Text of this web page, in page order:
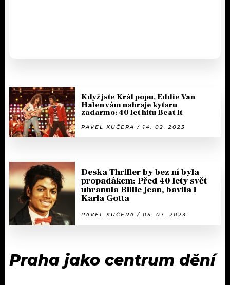
Když jste Král popu, Eddie Van
Halen vám nahraje kytaru
zadarmo: 40 let hitu Beat It
PAVEL KUČERA / 14. 02. 2023
Deska Thriller by bez ní byla
propadákem: Před 40 lety svět
uhranula Billie Jean, bavila i
Karla Gotta
PAVEL KUČERA / 05. 03. 2023
Praha jako centrum dění